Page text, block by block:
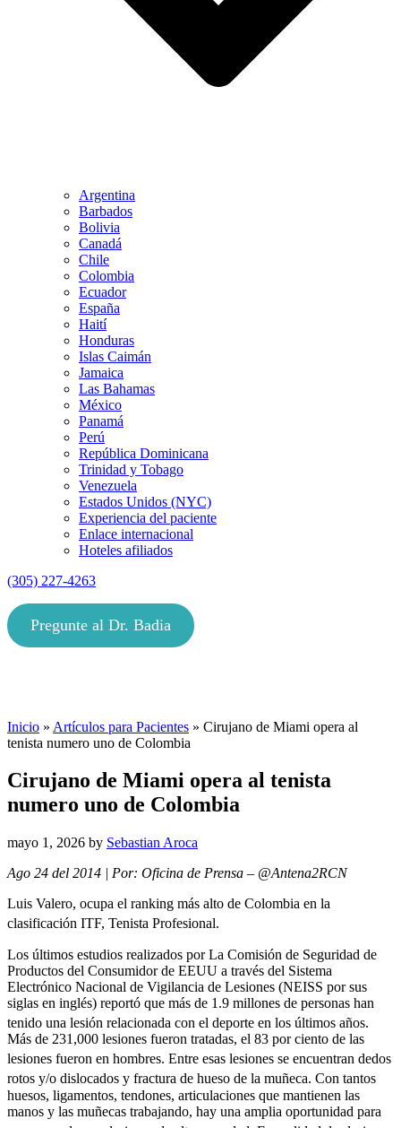
Argentina
Barbados
Bolivia
Canadá
Chile
Colombia
Ecuador
España
Haití
Honduras
Islas Caimán
Jamaica
Las Bahamas
México
Panamá
Perú
República Dominicana
Trinidad y Tobago
Venezuela
Estados Unidos (NYC)
Experiencia del paciente
Enlace internacional
Hoteles afiliados
(305) 227-4263
Pregunte al Dr. Badia
Inicio » Artículos para Pacientes » Cirujano de Miami opera al
tenista numero uno de Colombia
Cirujano de Miami opera al tenista
numero uno de Colombia
mayo 1, 2026 by Sebastian Aroca
Ago 24 del 2014 | Por: Oficina de Prensa – @Antena2RCN
Luis Valero, ocupa el ranking más alto de Colombia en la
clasificación ITF, Tenista Profesional.
Los últimos estudios realizados por La Comisión de Seguridad de
Productos del Consumidor de EEUU a través del Sistema
Electrónico Nacional de Vigilancia de Lesiones (NEISS por sus
siglas en inglés) reportó que más de 1.9 millones de personas han
tenido una lesión relacionada con el deporte en los últimos años.
Más de 231,000 lesiones fueron tratadas, el 83 por ciento de las
lesiones fueron en hombres. Entre esas lesiones se encuentran dedos
rotos y/o dislocados y fractura de hueso de la muñeca. Con tantos
huesos, ligamentos, tendones, articulaciones que mantienen las
manos y las muñecas trabajando, hay una amplia oportunidad para